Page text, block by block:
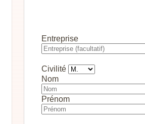
Entreprise
Civilité
Nom
Prénom